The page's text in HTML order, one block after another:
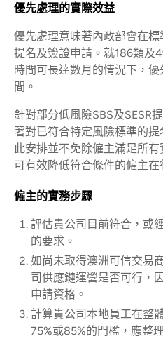
優先處理的實際效益
優先處理意味著內政部會在
提名及簽證申請。就186類及
時間可長達數月的情況下，
間。
針對部分低風險SBS及SESR
著對已符合特定風險標準的
此安排並不免除僱主滿足所
可有效降低符合條件的僱主在
僱主的實務步驟
評估貴公司目前符合，或
的要求。
如尚未取得澳洲可信交易
司供應鏈運營是否可行，
申請資格。
計算貴公司本地員工在整
75%或85%的門檻，應整